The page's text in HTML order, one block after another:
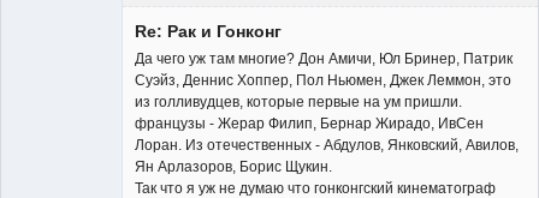
Re: Рак и Гонконг
Да чего уж там многие? Дон Амичи, Юл Бринер, Патрик
Суэйз, Деннис Хоппер, Пол Ньюмен, Джек Леммон, это
из голливудцев, которые первые на ум пришли.
французы - Жерар Филип, Бернар Жирадо, ИвСен
Лоран. Из отечественных - Абдулов, Янковский, Авилов,
Ян Арлазоров, Борис Щукин.
Так что я уж не думаю что гонконгский кинематограф